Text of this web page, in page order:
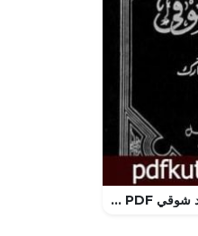
تحميل كتاب أحمد شوقي PDF تأليف زكي مبارك مجانا [كامل]